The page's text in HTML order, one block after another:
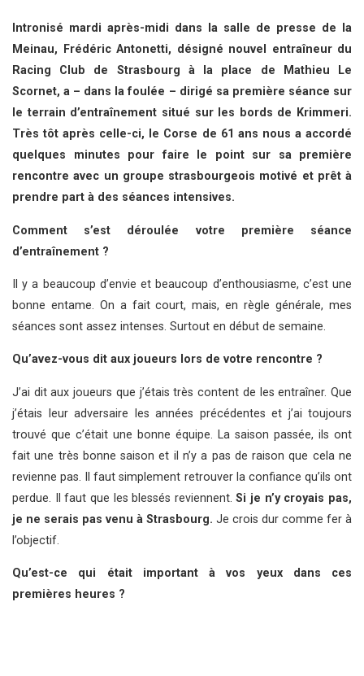
Intronisé mardi après-midi dans la salle de presse de la
Meinau, Frédéric Antonetti, désigné nouvel entraîneur du
Racing Club de Strasbourg à la place de Mathieu Le
Scornet, a – dans la foulée – dirigé sa première séance sur
le terrain d’entraînement situé sur les bords de Krimmeri.
Très tôt après celle-ci, le Corse de 61 ans nous a accordé
quelques minutes pour faire le point sur sa première
rencontre avec un groupe strasbourgeois motivé et prêt à
prendre part à des séances intensives.
Comment s’est déroulée votre première séance
d’entraînement ?
Il y a beaucoup d’envie et beaucoup d’enthousiasme, c’est une
bonne entame. On a fait court, mais, en règle générale, mes
séances sont assez intenses. Surtout en début de semaine.
Qu’avez-vous dit aux joueurs lors de votre rencontre ?
J’ai dit aux joueurs que j’étais très content de les entraîner. Que
j’étais leur adversaire les années précédentes et j’ai toujours
trouvé que c’était une bonne équipe. La saison passée, ils ont
fait une très bonne saison et il n’y a pas de raison que cela ne
revienne pas. Il faut simplement retrouver la confiance qu’ils ont
perdue. Il faut que les blessés reviennent.Si je n’y croyais pas,
je ne serais pas venu à Strasbourg. Je crois dur comme fer à
l’objectif.
Qu’est-ce qui était important à vos yeux dans ces
premières heures ?